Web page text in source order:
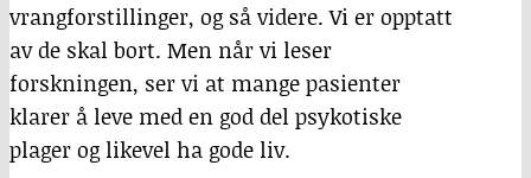
vrangforstillinger, og så videre. Vi er opptatt
av de skal bort. Men når vi leser
forskningen, ser vi at mange pasienter
klarer å leve med en god del psykotiske
plager og likevel ha gode liv.